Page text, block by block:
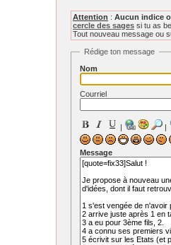
Attention : Aucun indice
cercle des sages si tu as
Tout nouveau message ou
Rédige ton message
Nom
Courriel
| |
Message